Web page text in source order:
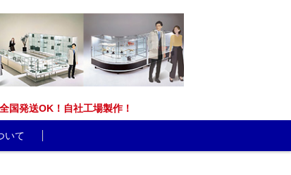
発送OK！自社工場製作！
いて